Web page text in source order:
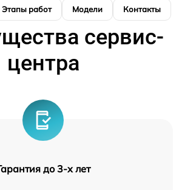
Этапы работ Модели Контакты
сервис-
центра
до 3-х лет